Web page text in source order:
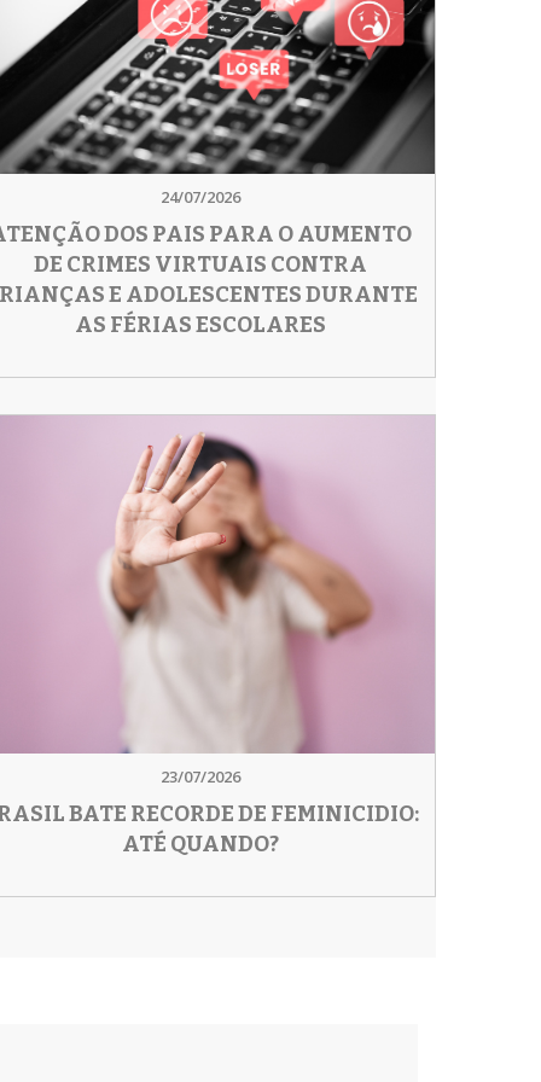
24/07/2026
DOS PAIS PARA O AUMENTO
DE CRIMES VIRTUAIS CONTRA
E ADOLESCENTES DURANTE
AS FÉRIAS ESCOLARES
23/07/2026
BATE RECORDE DE FEMINICIDIO:
ATÉ QUANDO?